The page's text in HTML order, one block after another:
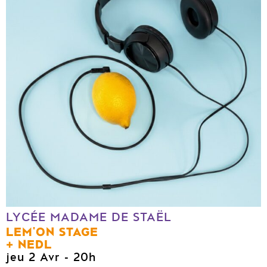
LYCÉE MADAME DE STAËL
LEM'ON STAGE
NEDL
jeu 2 Avr - 20h